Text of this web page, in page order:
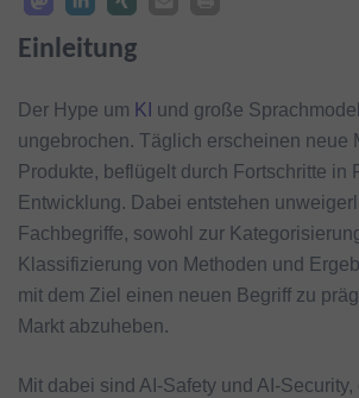
Einleitung
Der Hype um KI
und große
ungebrochen. Täglich erscheinen neue
Produkte, beflügelt durch Fortschritte in
Entwicklung. Dabei entstehen
Fachbegriffe, sowohl zur
Klassifizierung von Methoden und
mit dem Ziel einen neuen Begriff zu
Markt abzuheben.
Mit dabei sind AI-Safety und AI-